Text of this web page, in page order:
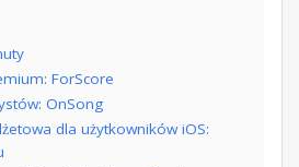
ForScore
OnSong
dla użytkowników iOS: